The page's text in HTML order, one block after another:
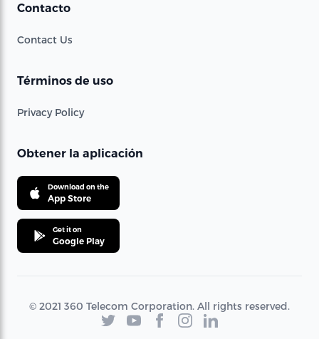
Contacto
Contact Us
Términos de uso
Privacy Policy
Obtener la aplicación
Download on the
App Store
Get it on
Google Play
© 2021 360 Telecom Corporation. All rights reserved.